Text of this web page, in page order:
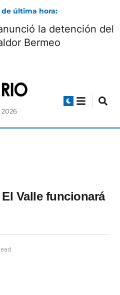
de última hora:
la detención del
Bermeo
Valle funcionará